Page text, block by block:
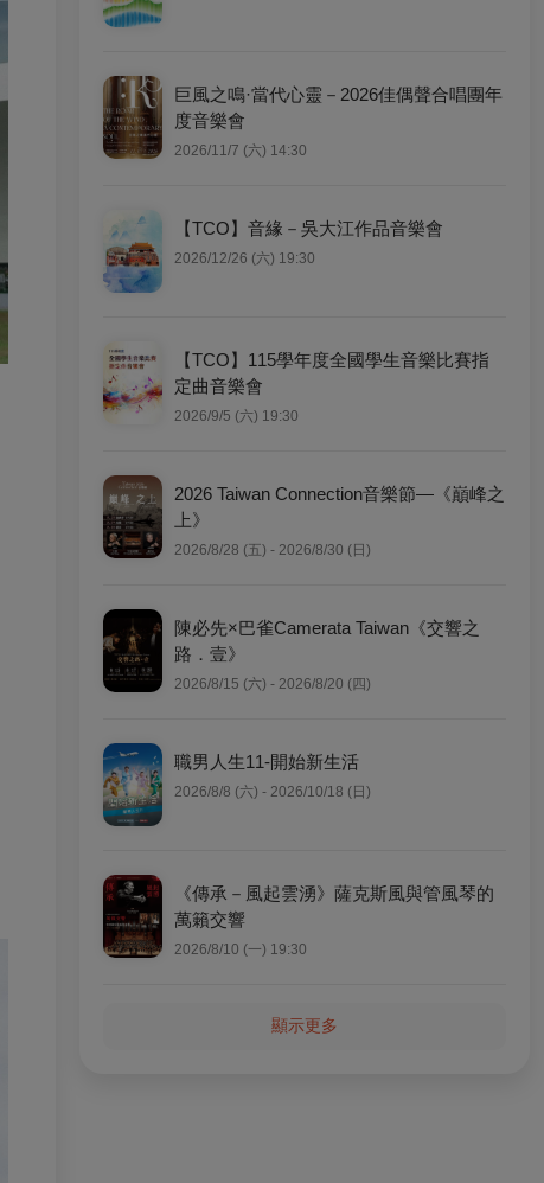
巨風之鳴·當代心靈－2026佳偶聲合唱團年
度音樂會
2026/11/7 (六) 14:30
【TCO】音緣－吳大江作品音樂會
2026/12/26 (六) 19:30
【TCO】115學年度全國學生音樂比賽指
定曲音樂會
2026/9/5 (六) 19:30
2026 Taiwan Connection音樂節—《巔峰之
上》
2026/8/28 (五) - 2026/8/30 (日)
陳必先×巴雀Camerata Taiwan《交響之
路．壹》
2026/8/15 (六) - 2026/8/20 (四)
職男人生11-開始新生活
2026/8/8 (六) - 2026/10/18 (日)
《傳承－風起雲湧》薩克斯風與管風琴的
萬籟交響
2026/8/10 (一) 19:30
顯示更多